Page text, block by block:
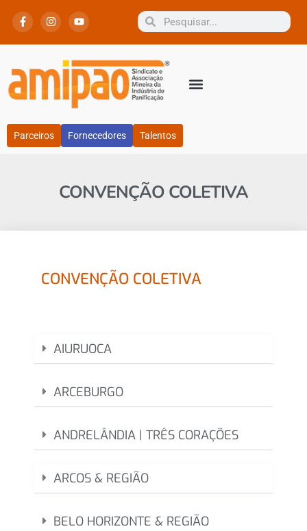
Parceiros Fornecedores Talentos
CONVENÇÃO COLETIVA
CONVENÇÃO COLETIVA
AIURUOCA
ARCEBURGO
ANDRELÂNDIA | TRÊS CORAÇÕES
ARCOS & REGIÃO
BELO HORIZONTE & REGIÃO